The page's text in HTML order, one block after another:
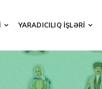
YARADICILIQ İŞLƏRİ